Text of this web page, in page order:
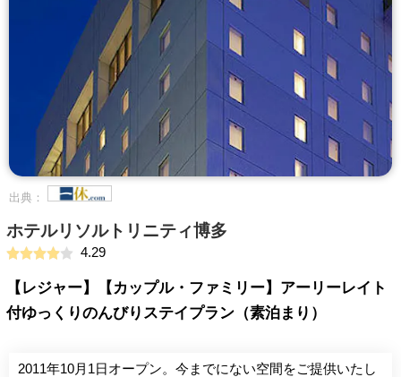
出典：
ホテルリソルトリニティ博多
4.29
【レジャー】【カップル・ファミリー】アーリーレイト
付ゆっくりのんびりステイプラン（素泊まり）
2011年10月1日オープン。今までにない空間をご提供いたし